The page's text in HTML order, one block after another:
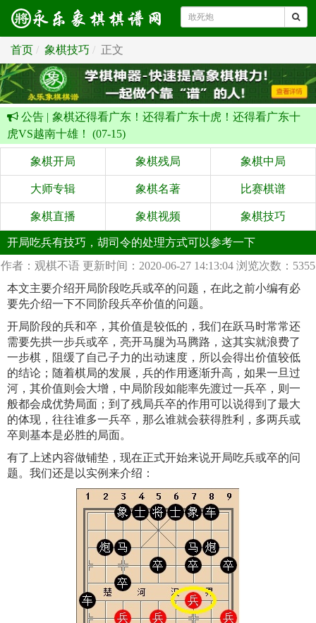
首页 象棋技巧 正文
公告 | 象棋还得看广东！还得看广东十虎！还得看广东十
虎VS越南十雄！ (07-15)
象棋开局 象棋残局 象棋中局
大师专辑 象棋名著 比赛棋谱
象棋直播 象棋视频 象棋技巧
开局吃兵有技巧，胡司令的处理方式可以参考一下
作者：观棋不语 更新时间：2020-06-27 14:13:04 浏览次数：5355
本文主要介绍开局阶段吃兵或卒的问题，在此之前小编有必
要先介绍一下不同阶段兵卒价值的问题。
开局阶段的兵和卒，其价值是较低的，我们在跃马时常常还
需要先拱一步兵或卒，亮开马腿为马腾路，这其实就浪费了
一步棋，阻缓了自己子力的出动速度，所以会得出价值较低
的结论；随着棋局的发展，兵的作用逐渐升高，如果一旦过
河，其价值则会大增，中局阶段如能率先渡过一兵卒，则一
般都会成优势局面；到了残局兵卒的作用可以说得到了最大
的体现，往往谁多一兵卒，那么谁就会获得胜利，多两兵或
卒则基本是必胜的局面。
有了上述内容做铺垫，现在正式开始来说开局吃兵或卒的问
题。我们还是以实例来介绍：